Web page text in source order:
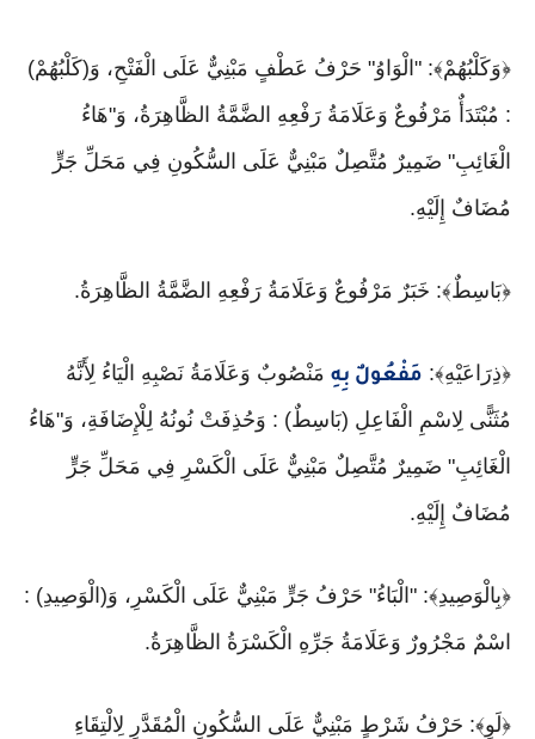
﴿وَكَلْبُهُمْ﴾: "الْوَاوُ" حَرْفُ عَطْفٍ مَبْنِيٌّ عَلَى الْفَتْحِ، وَ(كَلْبُهُمْ)
: مُبْتَدَأٌ مَرْفُوعٌ وَعَلَامَةُ رَفْعِهِ الضَّمَّةُ الظَّاهِرَةُ، وَ"هَاءُ
الْغَائِبِ" ضَمِيرٌ مُتَّصِلٌ مَبْنِيٌّ عَلَى السُّكُونِ فِي مَحَلِّ جَرٍّ
مُضَافٌ إِلَيْهِ.
﴿بَاسِطٌ﴾: خَبَرٌ مَرْفُوعٌ وَعَلَامَةُ رَفْعِهِ الضَّمَّةُ الظَّاهِرَةُ.
﴿ذِرَاعَيْهِ﴾: مَفْعُولٌ بِهِ مَنْصُوبٌ وَعَلَامَةُ نَصْبِهِ الْيَاءُ لِأَنَّهُ
مُثَنًّى لِاسْمِ الْفَاعِلِ (بَاسِطٌ) : وَحُذِفَتْ نُونُهُ لِلْإِضَافَةِ، وَ"هَاءُ
الْغَائِبِ" ضَمِيرٌ مُتَّصِلٌ مَبْنِيٌّ عَلَى الْكَسْرِ فِي مَحَلِّ جَرٍّ
مُضَافٌ إِلَيْهِ.
﴿بِالْوَصِيدِ﴾: "الْبَاءُ" حَرْفُ جَرٍّ مَبْنِيٌّ عَلَى الْكَسْرِ، وَ(الْوَصِيدِ) :
اسْمٌ مَجْرُورٌ وَعَلَامَةُ جَرِّهِ الْكَسْرَةُ الظَّاهِرَةُ.
﴿لَوِ﴾: حَرْفُ شَرْطٍ مَبْنِيٌّ عَلَى السُّكُونِ الْمُقَدَّرِ لِالْتِقَاءِ